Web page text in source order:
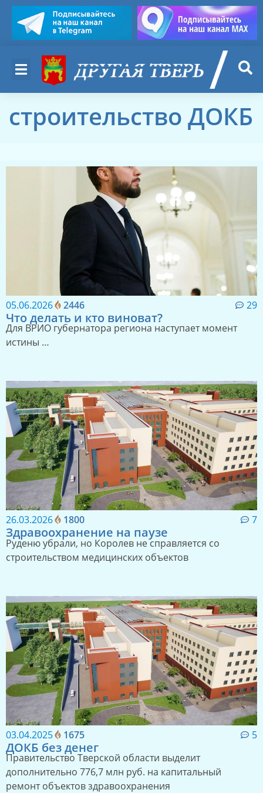
строительство ДОКБ
05.06.2026 2446 29
Что делать и кто виноват?
Для ВРИО губернатора региона наступает момент
истины …
26.03.2026 1800 7
Здравоохранение на паузе
Руденю убрали, но Королев не справляется со
строительством медицинских объектов
03.04.2025 1675 5
ДОКБ без денег
Правительство Тверской области выделит
дополнительно 776,7 млн руб. на капитальный
ремонт объектов здравоохранения